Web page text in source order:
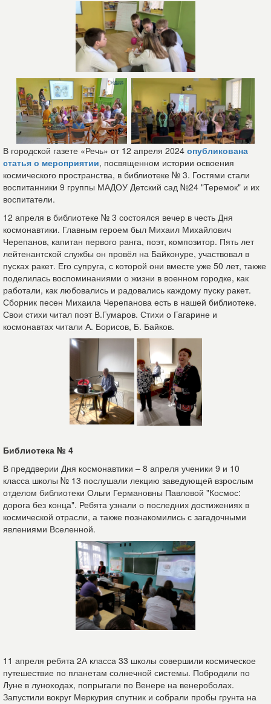
В городской газете «Речь» от 12 апреля 2024 опубликована
статья о мероприятии, посвященном истории освоения
космического пространства, в библиотеке № 3. Гостями стали
воспитанники 9 группы МАДОУ Детский сад №24 "Теремок" и их
воспитатели.
12 апреля в библиотеке № 3 состоялся вечер в честь Дня
космонавтики. Главным героем был Михаил Михайлович
Черепанов, капитан первого ранга, поэт, композитор. Пять лет
лейтенантской службы он провёл на Байконуре, участвовал в
пусках ракет. Его супруга, с которой они вместе уже 50 лет, также
поделилась воспоминаниями о жизни в военном городке, как
работали, как любовались и радовались каждому пуску ракет.
Сборник песен Михаила Черепанова есть в нашей библиотеке.
Свои стихи читал поэт В.Гумаров. Стихи о Гагарине и
космонавтах читали А. Борисов, Б. Байков.
Библиотека № 4
В преддверии Дня космонавтики – 8 апреля ученики 9 и 10
класса школы № 13 послушали лекцию заведующей взрослым
отделом библиотеки Ольги Германовны Павловой "Космос:
дорога без конца". Ребята узнали о последних достижениях в
космической отрасли, а также познакомились с загадочными
явлениями Вселенной.
11 апреля ребята 2А класса 33 школы совершили космическое
путешествие по планетам солнечной системы. Побродили по
Луне в луноходах, попрыгали по Венере на венероболах.
Запустили вокруг Меркурия спутник и собрали пробы грунта на